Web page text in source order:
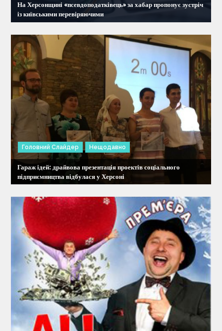
п
и
с
і
На Херсонщині «псевдоподатківець» за хабар пропонує зустріч
із київськими перевіряючими
Головний Слайдер Нещодавно
Гараж ідей: драйвова презентація проектів соціального
підприємництва відбулася у Херсоні